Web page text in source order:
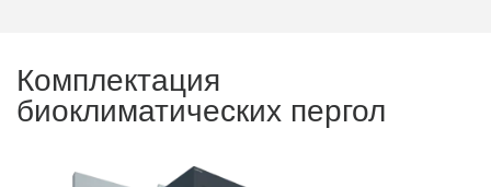
Комплектация
биоклиматических пергол